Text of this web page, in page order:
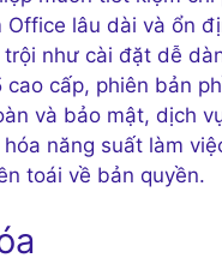
Office lâu dài và ổn
như cài đặt dễ
cao cấp, phiên bản
và bảo mật, dịch
năng suất làm
toái về bản quyền.